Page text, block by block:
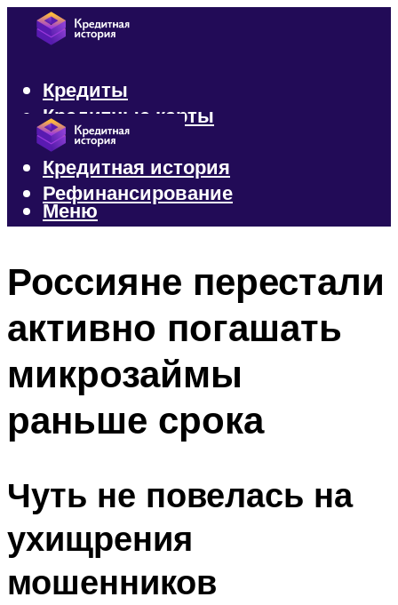
Кредиты
Кредитные карты
Микрозаймы
Кредитная история
Рефинансирование
Меню
Россияне перестали
активно погашать
микрозаймы
раньше срока
Чуть не повелась на
ухищрения
мошенников